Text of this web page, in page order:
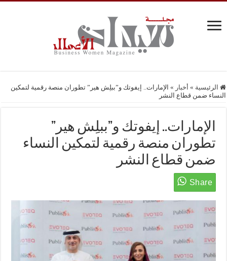
الرئيسية » أخبار » الإمارات.. إيفوتك و”ببلِش هير” تطوران منصة رقمية لتمكين
النساء ضمن قطاع النشر
الإمارات.. إيفوتك و”ببلِش هير”
تطوران منصة رقمية لتمكين النساء
ضمن قطاع النشر